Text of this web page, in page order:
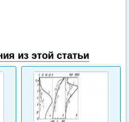
из этой статьи